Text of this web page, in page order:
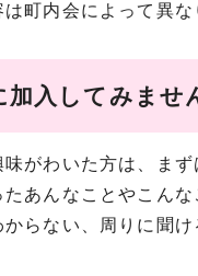
町内会によって異な
加入してみませ
がわいた方は、ま
あんなことやこん
からない、周りに聞